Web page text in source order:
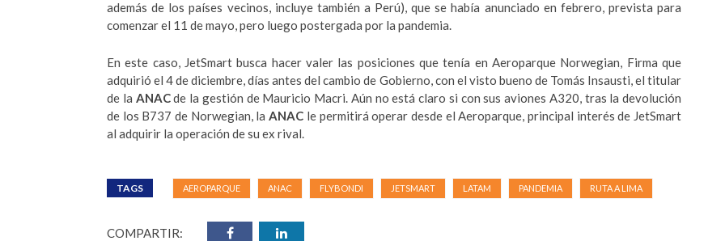
además de los países vecinos, incluye también a Perú), que se había anunciado en febrero, prevista para
comenzar el 11 de mayo, pero luego postergada por la pandemia.
En este caso, JetSmart busca hacer valer las posiciones que tenía en Aeroparque Norwegian, Firma que
adquirió el 4 de diciembre, días antes del cambio de Gobierno, con el visto bueno de Tomás Insausti, el titular
de la ANACde la gestión de Mauricio Macri. Aún no está claro si con sus aviones A320, tras la devolución
de los B737 de Norwegian, laANAC le permitirá operar desde el Aeroparque, principal interés de JetSmart
al adquirir la operación de su ex rival.
TAGS AEROPARQUE ANAC FLYBONDI JETSMART LATAM PANDEMIA RUTA A LIMA
COMPARTIR: